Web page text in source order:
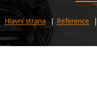
Hlavní strana Reference